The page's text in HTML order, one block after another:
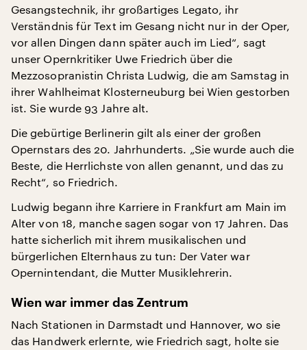
Gesangstechnik, ihr großartiges Legato, ihr
Verständnis für Text im Gesang nicht nur in der Oper,
vor allen Dingen dann später auch im Lied“, sagt
unser Opernkritiker Uwe Friedrich über die
Mezzosopranistin Christa Ludwig, die am Samstag in
ihrer Wahlheimat Klosterneuburg bei Wien gestorben
ist. Sie wurde 93 Jahre alt.
Die gebürtige Berlinerin gilt als einer der großen
Opernstars des 20. Jahrhunderts. „Sie wurde auch die
Beste, die Herrlichste von allen genannt, und das zu
Recht“, so Friedrich.
Ludwig begann ihre Karriere in Frankfurt am Main im
Alter von 18, manche sagen sogar von 17 Jahren. Das
hatte sicherlich mit ihrem musikalischen und
bürgerlichen Elternhaus zu tun: Der Vater war
Opernintendant, die Mutter Musiklehrerin.
Wien war immer das Zentrum
Nach Stationen in Darmstadt und Hannover, wo sie
das Handwerk erlernte, wie Friedrich sagt, holte sie